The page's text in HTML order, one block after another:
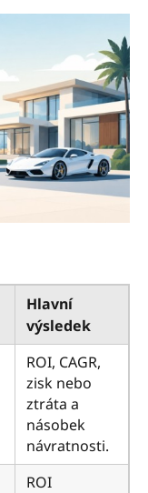
Hlavní
výsledek
ROI, CAGR,
zisk nebo
ztráta a
násobek
návratnosti.
ROI